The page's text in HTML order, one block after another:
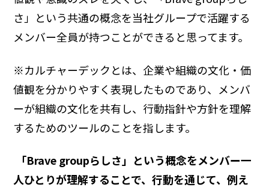
さ」という共通の概念を当社グループで活躍する
メンバー全員が持つことができると思ってます。
※カルチャーデックとは、企業や組織の文化・価
値観を分かりやすく表現したものであり、メンバ
ーが組織の文化を共有し、行動指針や方針を理解
するためのツールのことを指します。
―― 「Brave groupらしさ」という概念をメンバー一
人ひとりが理解することで、行動を通じて、例え